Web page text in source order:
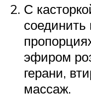
С
эфиром
герани,
массаж.